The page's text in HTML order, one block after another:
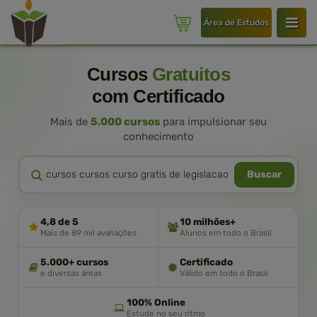
Área de Estudos
Cursos Gratuitos
com Certificado
Mais de 5.000 cursos para impulsionar seu
conhecimento
Buscar
4,8 de 5
Mais de 89 mil avaliações
10 milhões+
Alunos em todo o Brasil
5.000+ cursos
e diversas áreas
Certificado
Válido em todo o Brasil
100% Online
Estude no seu ritmo